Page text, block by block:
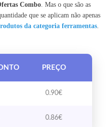
Combo . Mas o que são as
que se aplicam não apenas
da categoria ferramentas
PREÇO
0.90€
0.86€